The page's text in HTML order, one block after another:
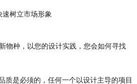
树立市场形象
物种，以您的设计实践，您会如何寻找
质是必须的，任何一个以设计主导的项目